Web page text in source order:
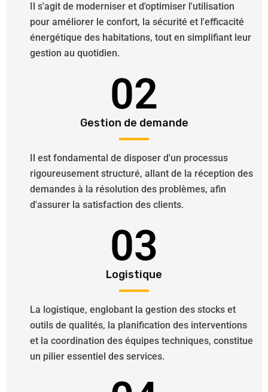
Il s'agit de moderniser et d'optimiser l'utilisation
pour améliorer le confort, la sécurité et l'efficacité
énergétique des habitations, tout en simplifiant leur
gestion au quotidien.
02
Gestion de demande
Il est fondamental de disposer d'un processus
rigoureusement structuré, allant de la réception des
demandes à la résolution des problèmes, afin
d'assurer la satisfaction des clients.
03
Logistique
La logistique, englobant la gestion des stocks et
outils de qualités, la planification des interventions
et la coordination des équipes techniques, constitue
un pilier essentiel des services.